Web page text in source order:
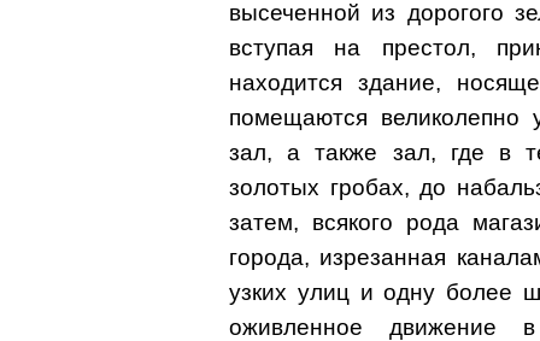
высеченной из дорогого
вступая на престол,
находится здание,
помещаются
зал, а также зал, где в
золотых гробах, до
затем, всякого рода
города, изрезанная
узких улиц и одну более
оживленное движение